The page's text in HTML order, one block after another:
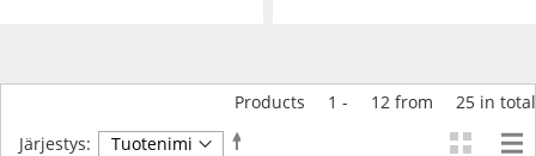
Products 1 - 12 from 25 in total
Järjestys:
Aseta